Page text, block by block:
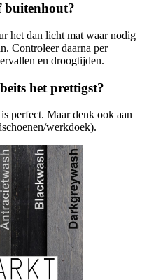
buitenhout?
het dan licht mat waar nodig
Controleer daarna per
en droogtijden.
het prettigst?
perfect. Maar denk ook aan
werkdoek).